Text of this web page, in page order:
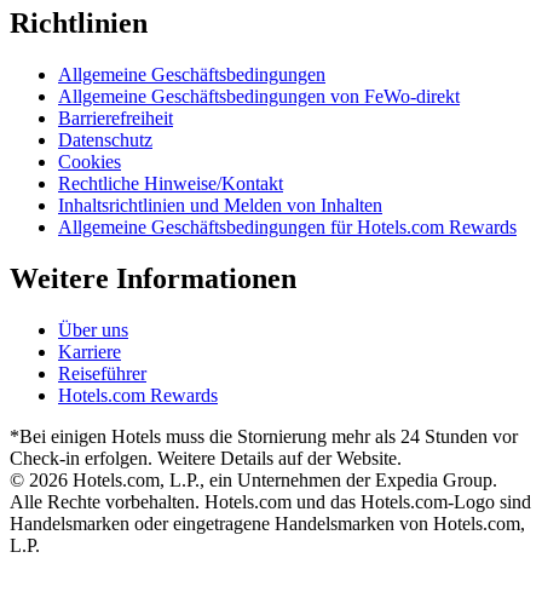
Richtlinien
Allgemeine Geschäftsbedingungen
Allgemeine Geschäftsbedingungen von FeWo-direkt
Barrierefreiheit
Datenschutz
Cookies
Rechtliche Hinweise/Kontakt
Inhaltsrichtlinien und Melden von Inhalten
Allgemeine Geschäftsbedingungen für Hotels.com Rewards
Weitere Informationen
Über uns
Karriere
Reiseführer
Hotels.com Rewards
*Bei einigen Hotels muss die Stornierung mehr als 24 Stunden vor
Check-in erfolgen. Weitere Details auf der Website.
© 2026 Hotels.com, L.P., ein Unternehmen der Expedia Group.
Alle Rechte vorbehalten. Hotels.com und das Hotels.com-Logo sind
Handelsmarken oder eingetragene Handelsmarken von Hotels.com,
L.P.